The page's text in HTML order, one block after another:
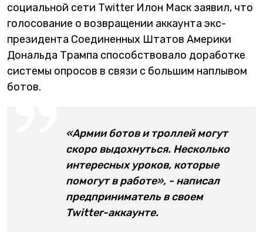
социальной сети Twitter Илон Маск заявил, что
голосование о возвращении аккаунта экс-
президента Соединенных Штатов Америки
Дональда Трампа способствовало доработке
системы опросов в связи с большим наплывом
ботов.
«Армии ботов и троллей могут
скоро выдохнуться. Несколько
интересных уроков, которые
помогут в работе», - написал
предприниматель в своем
Twitter-аккаунте.